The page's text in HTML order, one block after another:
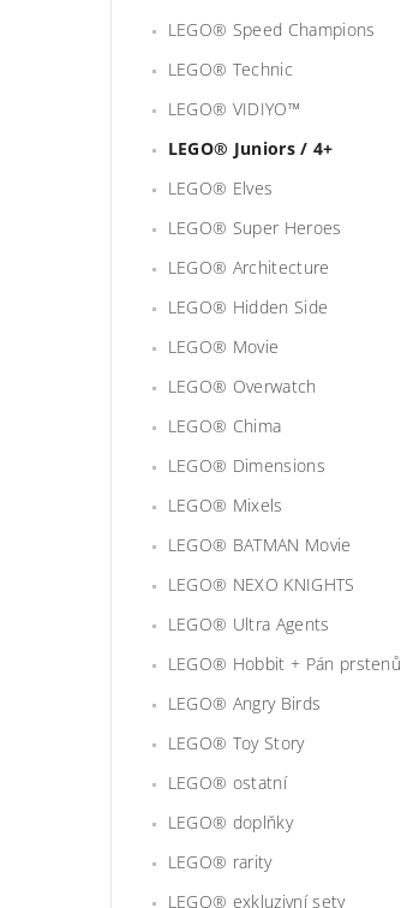
LEGO® Speed Champions
LEGO® Technic
LEGO® VIDIYO™
LEGO® Juniors / 4+
LEGO® Elves
LEGO® Super Heroes
LEGO® Architecture
LEGO® Hidden Side
LEGO® Movie
LEGO® Overwatch
LEGO® Chima
LEGO® Dimensions
LEGO® Mixels
LEGO® BATMAN Movie
LEGO® NEXO KNIGHTS
LEGO® Ultra Agents
LEGO® Hobbit + Pán prstenů
LEGO® Angry Birds
LEGO® Toy Story
LEGO® ostatní
LEGO® doplňky
LEGO® rarity
LEGO® exkluzivní sety